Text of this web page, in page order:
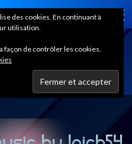
des cookies. En continuant à
utilisation.
façon de contrôler les cookies,